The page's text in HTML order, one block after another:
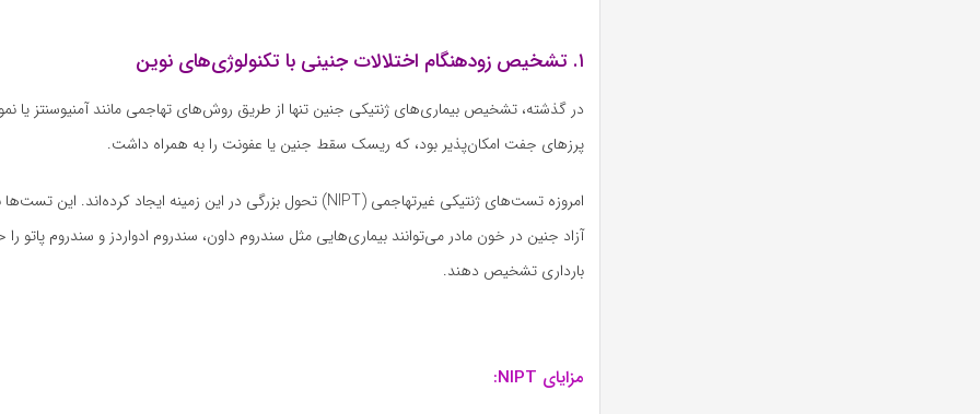
۱. تشخیص زودهنگام اختلالات جنینی با تکنولوژی‌های نوین
در گذشته، تشخیص بیماری‌های ژنتیکی جنین تنها از طریق روش‌های تهاجمی مانند آمنیوسنتز یا
پرزهای جفت امکان‌پذیر بود، که ریسک سقط جنین یا عفونت را به همراه داشت.
بارداری تشخیص دهند.
مزایای NIPT: